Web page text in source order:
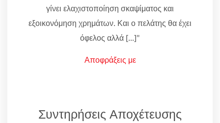
γίνει ελαχιστοποίηση σκαψίματος και
εξοικονόμηση χρημάτων. Και ο πελάτης θα έχει
όφελος αλλά [...]"
Αποφράξεις με
Συντηρήσεις Αποχέτευσης